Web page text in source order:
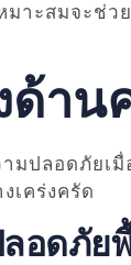
หมาะสมจะช่
ด้า
ปลอดภัยเมื่
เคร่งครัด
อดภัย